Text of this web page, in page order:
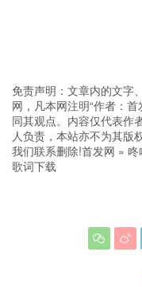
免责声明：文章内的文字
网，凡本网注明“作者：
同其观点。内容仅代表作
人负责，本站亦不为其版
我们联系删除!首发网 »
歌词下载
 